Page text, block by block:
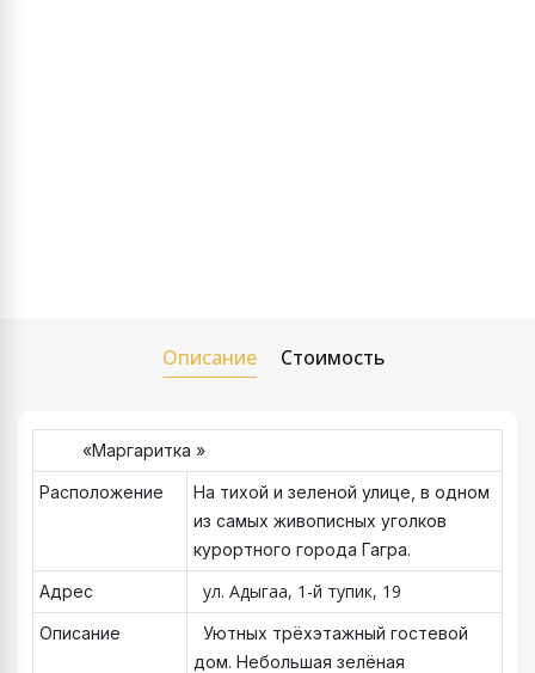
Описание Стоимость
«Маргаритка »
Расположение
На тихой и зеленой улице, в одном
из самых живописных уголков
курортного города Гагра.
Адрес ул. Адыгаа, 1-й тупик, 19
Описание
Уютных трёхэтажный гостевой
дом. Небольшая зелёная